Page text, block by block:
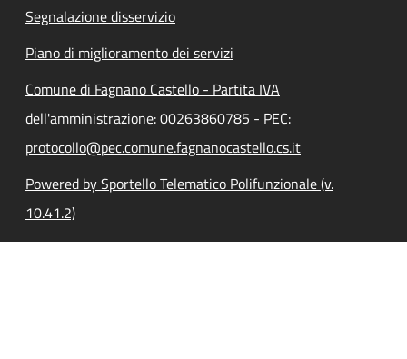
Segnalazione disservizio
Piano di miglioramento dei servizi
Comune di Fagnano Castello - Partita IVA
dell'amministrazione: 00263860785 - PEC:
protocollo@pec.comune.fagnanocastello.cs.it
Powered by Sportello Telematico Polifunzionale (v.
10.41.2)